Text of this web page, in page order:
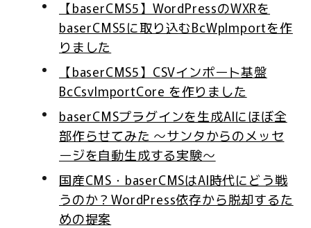
【baserCMS5】WordPressのWXRを
baserCMS5に取り込むBcWpImportを作
りました
【baserCMS5】CSVインポート基盤
BcCsvImportCore を作りました
baserCMSプラグインを生成AIにほぼ全
部作らせてみた 〜サンタからのメッセ
ージを自動生成する実験〜
国産CMS・baserCMSはAI時代にどう戦
うのか？WordPress依存から脱却するた
めの提案